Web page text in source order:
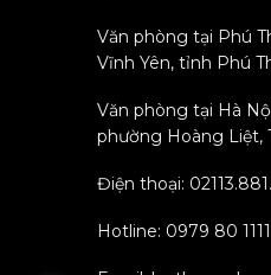
Văn phòng tại Phú
Vĩnh Yên, tỉnh Phú
Văn phòng tại Hà
phường Hoàng Liệt,
Điện thoại:
Hotline: 0979 80